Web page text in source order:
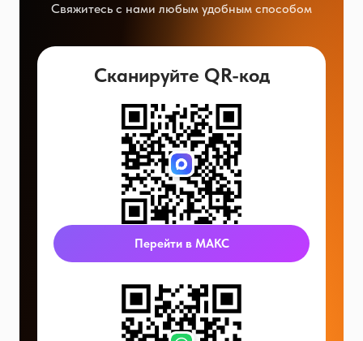
Свяжитесь с нами любым удобным способом
Сканируйте QR-код
Перейти в МАКС